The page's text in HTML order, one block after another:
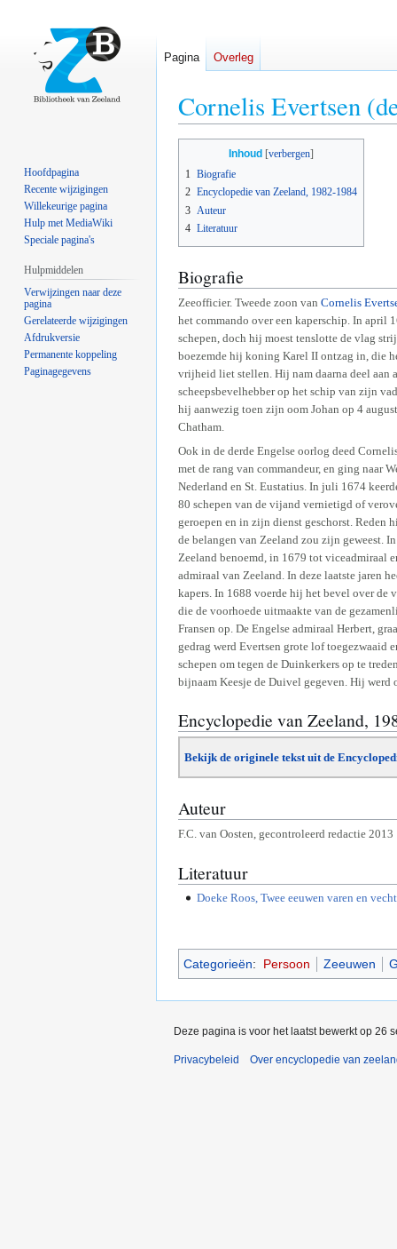
Cornelis Evertsen
navigatie
springen
zoeken
springen
Inhoud
1 Biografie
2 Encyclopedie van Zeeland, 1982-1984
3 Auteur
4 Literatuur
Biografie
Zeeofficier. Tweede zoon van Cornelis
het commando over een kaperschip. In april
schepen, doch hij moest tenslotte de vlag
boezemde hij koning Karel II ontzag in, die
vrijheid liet stellen. Hij nam daarna deel aan
scheepsbevelhebber op het schip van zijn
hij aanwezig toen zijn oom Johan op 4
Chatham.
Ook in de derde Engelse oorlog deed
met de rang van commandeur, en ging naar
Nederland en St. Eustatius. In juli 1674
80 schepen van de vijand vernietigd of
geroepen en in zijn dienst geschorst. Reden
de belangen van Zeeland zou zijn geweest.
Zeeland benoemd, in 1679 tot viceadmiraal
admiraal van Zeeland. In deze laatste jaren
kapers. In 1688 voerde hij het bevel over de
die de voorhoede uitmaakte van de
Fransen op. De Engelse admiraal Herbert,
gedrag werd Evertsen grote lof toegezwaaid
schepen om tegen de Duinkerkers op te
bijnaam Keesje de Duivel gegeven. Hij
Encyclopedie van Zeeland,
Bekijk de originele tekst uit de
Auteur
F.C. van Oosten, gecontroleerd redactie 2013
Literatuur
Doeke Roos, Twee eeuwen varen en
Categorieën: Persoon Zeeuwen
Pagina Overleg
Hoofdpagina
Recente wijzigingen
Willekeurige pagina
Hulp met MediaWiki
Speciale pagina's
Hulpmiddelen
Verwijzingen naar deze
pagina
Gerelateerde wijzigingen
Afdrukversie
Permanente koppeling
Paginagegevens
Deze pagina is voor het laatst bewerkt op 26
Privacybeleid Over encyclopedie van